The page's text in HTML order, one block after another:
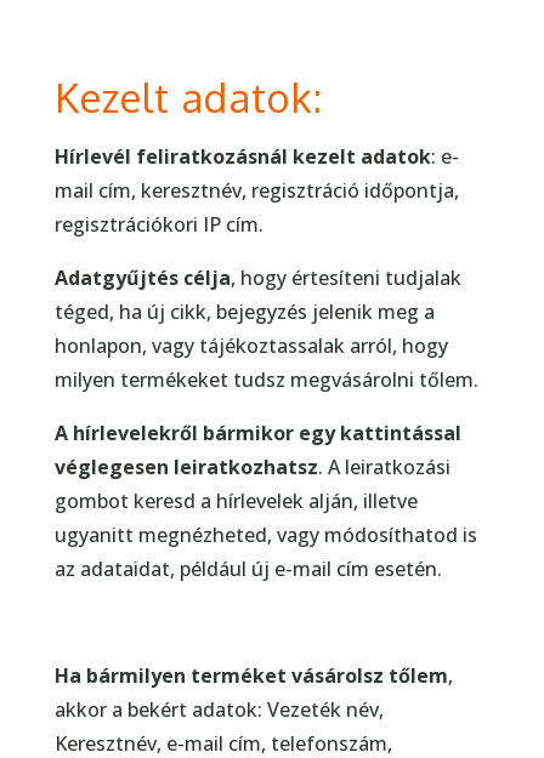
Kezelt adatok:
Hírlevél feliratkozásnál kezelt adatok: e-
mail cím, keresztnév, regisztráció időpontja,
regisztrációkori IP cím.
Adatgyűjtés célja, hogy értesíteni tudjalak
téged, ha új cikk, bejegyzés jelenik meg a
honlapon, vagy tájékoztassalak arról, hogy
milyen termékeket tudsz megvásárolni tőlem.
A hírlevelekről bármikor egy kattintással
véglegesen leiratkozhatsz. A leiratkozási
gombot keresd a hírlevelek alján, illetve
ugyanitt megnézheted, vagy módosíthatod is
az adataidat, például új e-mail cím esetén.
Ha bármilyen terméket vásárolsz tőlem,
akkor a bekért adatok: Vezeték név,
Keresztnév, e-mail cím, telefonszám,